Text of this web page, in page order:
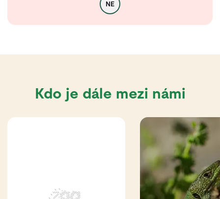
NE
Kdo je dále mezi námi